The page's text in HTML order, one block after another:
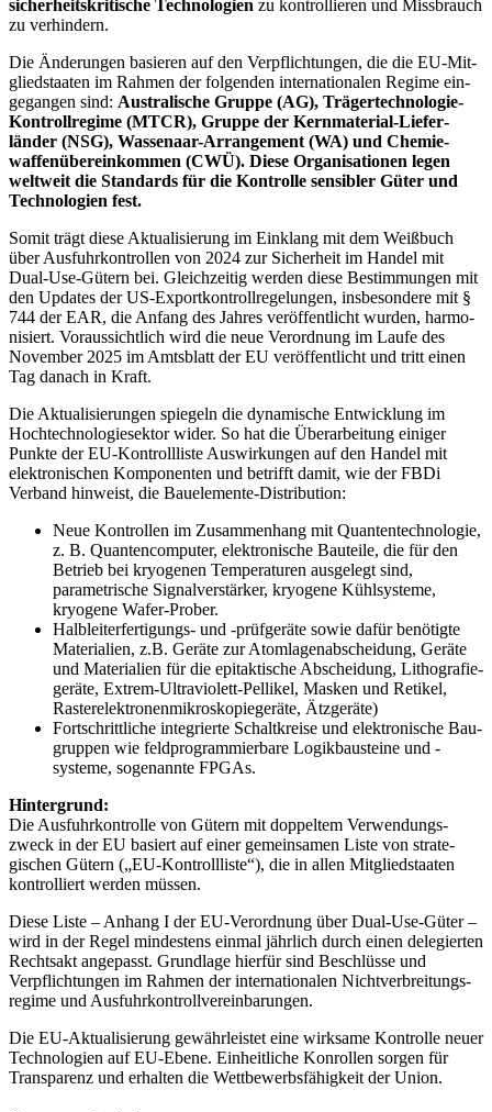
sicherheitskritische Tech­no­lo­gien zu kon­trol­lieren und Miss­brauch
zu ver­hindern.
Die Än­de­rungen basieren auf den Ver­pflich­tun­gen, die die EU-Mit­
glied­staaten im Rahmen der fol­gen­den inter­na­tio­nalen Regime ein­
ge­gangen sind: Australische Gruppe (AG), Träger­tech­no­logie-
Kontroll­regime (MTCR), Gruppe der Kern­ma­terial-Liefer­
länder (NSG), Wassenaar-Arrange­ment (WA) und Chemie­
waffen­über­ein­kommen (CWÜ). Diese Orga­ni­sa­tionen legen
welt­weit die Standards für die Kon­trolle sen­sibler Güter und
Tech­no­logien fest.
Somit trägt diese Aktu­a­lisierung im Einklang mit dem Weiß­buch
über Aus­fuhr­kon­trollen von 2024 zur Sicherheit im Handel mit
Dual-Use-Gütern bei. Gleich­zeitig werden diese Be­stim­mungen mit
den Updates der US-Export­kon­troll­re­ge­lungen, ins­be­son­dere mit §
744 der EAR, die Anfang des Jahres ver­öffent­licht wurden, har­mo­
nisiert. Voraus­sicht­lich wird die neue Ver­ord­nung im Laufe des
November 2025 im Amtsblatt der EU ver­öffent­licht und tritt einen
Tag danach in Kraft.
Die Aktualisierungen spiegeln die dynamische Entwicklung im
Hochtechnologiesektor wider. So hat die Überarbeitung einiger
Punkte der EU-Kontrollliste Auswirkungen auf den Handel mit
elektronischen Komponenten und betrifft damit, wie der FBDi
Verband hinweist, die Bauelemente-Distribution:
Neue Kontrollen im Zusammenhang mit Quanten­tech­nologie,
z. B. Quanten­com­puter, elektronische Bauteile, die für den
Betrieb bei kryogenen Tem­pe­ra­turen ausgelegt sind,
parametrische Signal­ver­stär­ker, kryo­gene Kühl­sys­teme,
kryogene Wafer-Prober.
Halbleiterfertigungs- und -prüfgeräte sowie dafür benötigte
Materialien, z.B. Geräte zur Atom­lagen­ab­scheidung, Geräte
und Ma­te­ria­lien für die epi­tak­tische Ab­scheidung, Litho­grafie­
geräte, Extrem-Ultra­violett-Pellikel, Masken und Retikel,
Raster­elektro­nen­mikros­kopie­geräte, Ätz­geräte)
Fortschrittliche integrierte Schalt­kreise und elektronische Bau­
gruppen wie feld­prog­ram­mier­bare Logik­bau­steine und -
systeme, so­ge­nannte FPGAs.
Hintergrund:
Die Ausfuhrkontrolle von Gütern mit dop­pelt­em Ver­wen­dungs­
zweck in der EU basiert auf einer ge­mein­samen Liste von strate­
gischen Gütern („EU-Kontrollliste“), die in allen Mit­glied­staaten
kon­trol­liert werden müssen.
Diese Liste – Anhang I der EU-Verordnung über Dual-Use-Güter –
wird in der Regel mindestens einmal jährlich durch einen dele­gierten
Rechts­akt an­ge­passt. Grundlage hierfür sind Beschlüsse und
Verpflichtungen im Rahmen der internationalen Nicht­ver­brei­tungs­
regime und Aus­fuhr­kontroll­ver­ein­barungen.
Die EU-Aktualisierung ge­währ­leistet eine wirksame Kontrolle neuer
Tech­no­logien auf EU-Ebene. Ein­heitliche Kon­rollen sorgen für
Trans­parenz und erhalten die Wett­bewerbs­fähigkeit der Union.